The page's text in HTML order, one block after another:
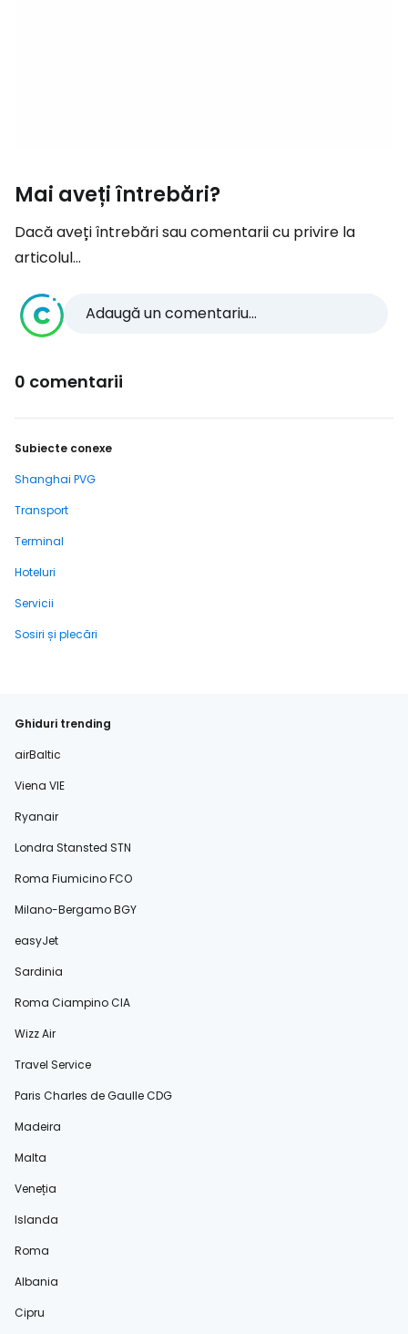
Mai aveți întrebări?
Dacă aveți întrebări sau comentarii cu privire la
articolul...
Adaugă un comentariu...
0 comentarii
Subiecte conexe
Shanghai PVG
Transport
Terminal
Hoteluri
Servicii
Sosiri și plecări
Ghiduri trending
airBaltic
Viena VIE
Ryanair
Londra Stansted STN
Roma Fiumicino FCO
Milano-Bergamo BGY
easyJet
Sardinia
Roma Ciampino CIA
Wizz Air
Travel Service
Paris Charles de Gaulle CDG
Madeira
Malta
Veneția
Islanda
Roma
Albania
Cipru